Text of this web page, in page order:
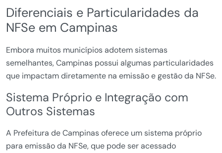
Diferenciais e Particularidades da
NFSe em Campinas
Embora muitos municípios adotem sistemas
semelhantes, Campinas possui algumas particularidades
que impactam diretamente na emissão e gestão da NFSe.
Sistema Próprio e Integração com
Outros Sistemas
A Prefeitura de Campinas oferece um sistema próprio
para emissão da NFSe, que pode ser acessado